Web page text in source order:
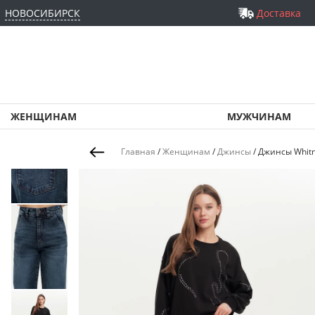
НОВОСИБИРСК Доставка
ЖЕНЩИНАМ МУЖЧИНАМ
Главная /Женщинам /Джинсы/Джинсы